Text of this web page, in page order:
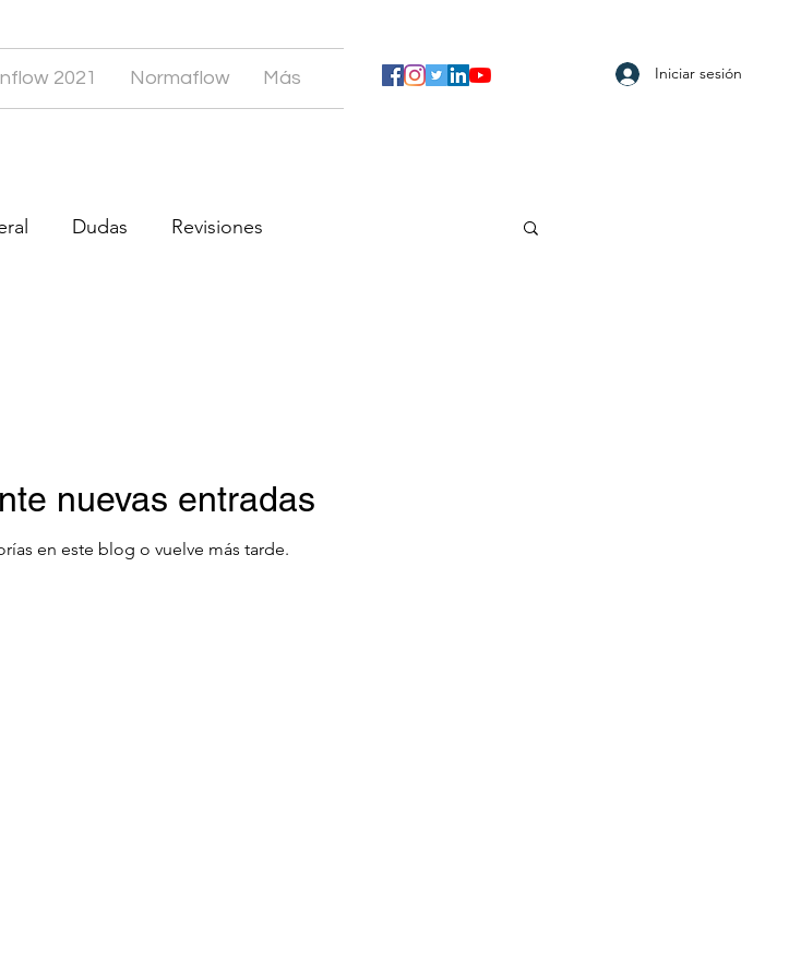
2021 Normaflow Más Iniciar sesión
Dudas Revisiones
nuevas entradas
en este blog o vuelve más tarde.